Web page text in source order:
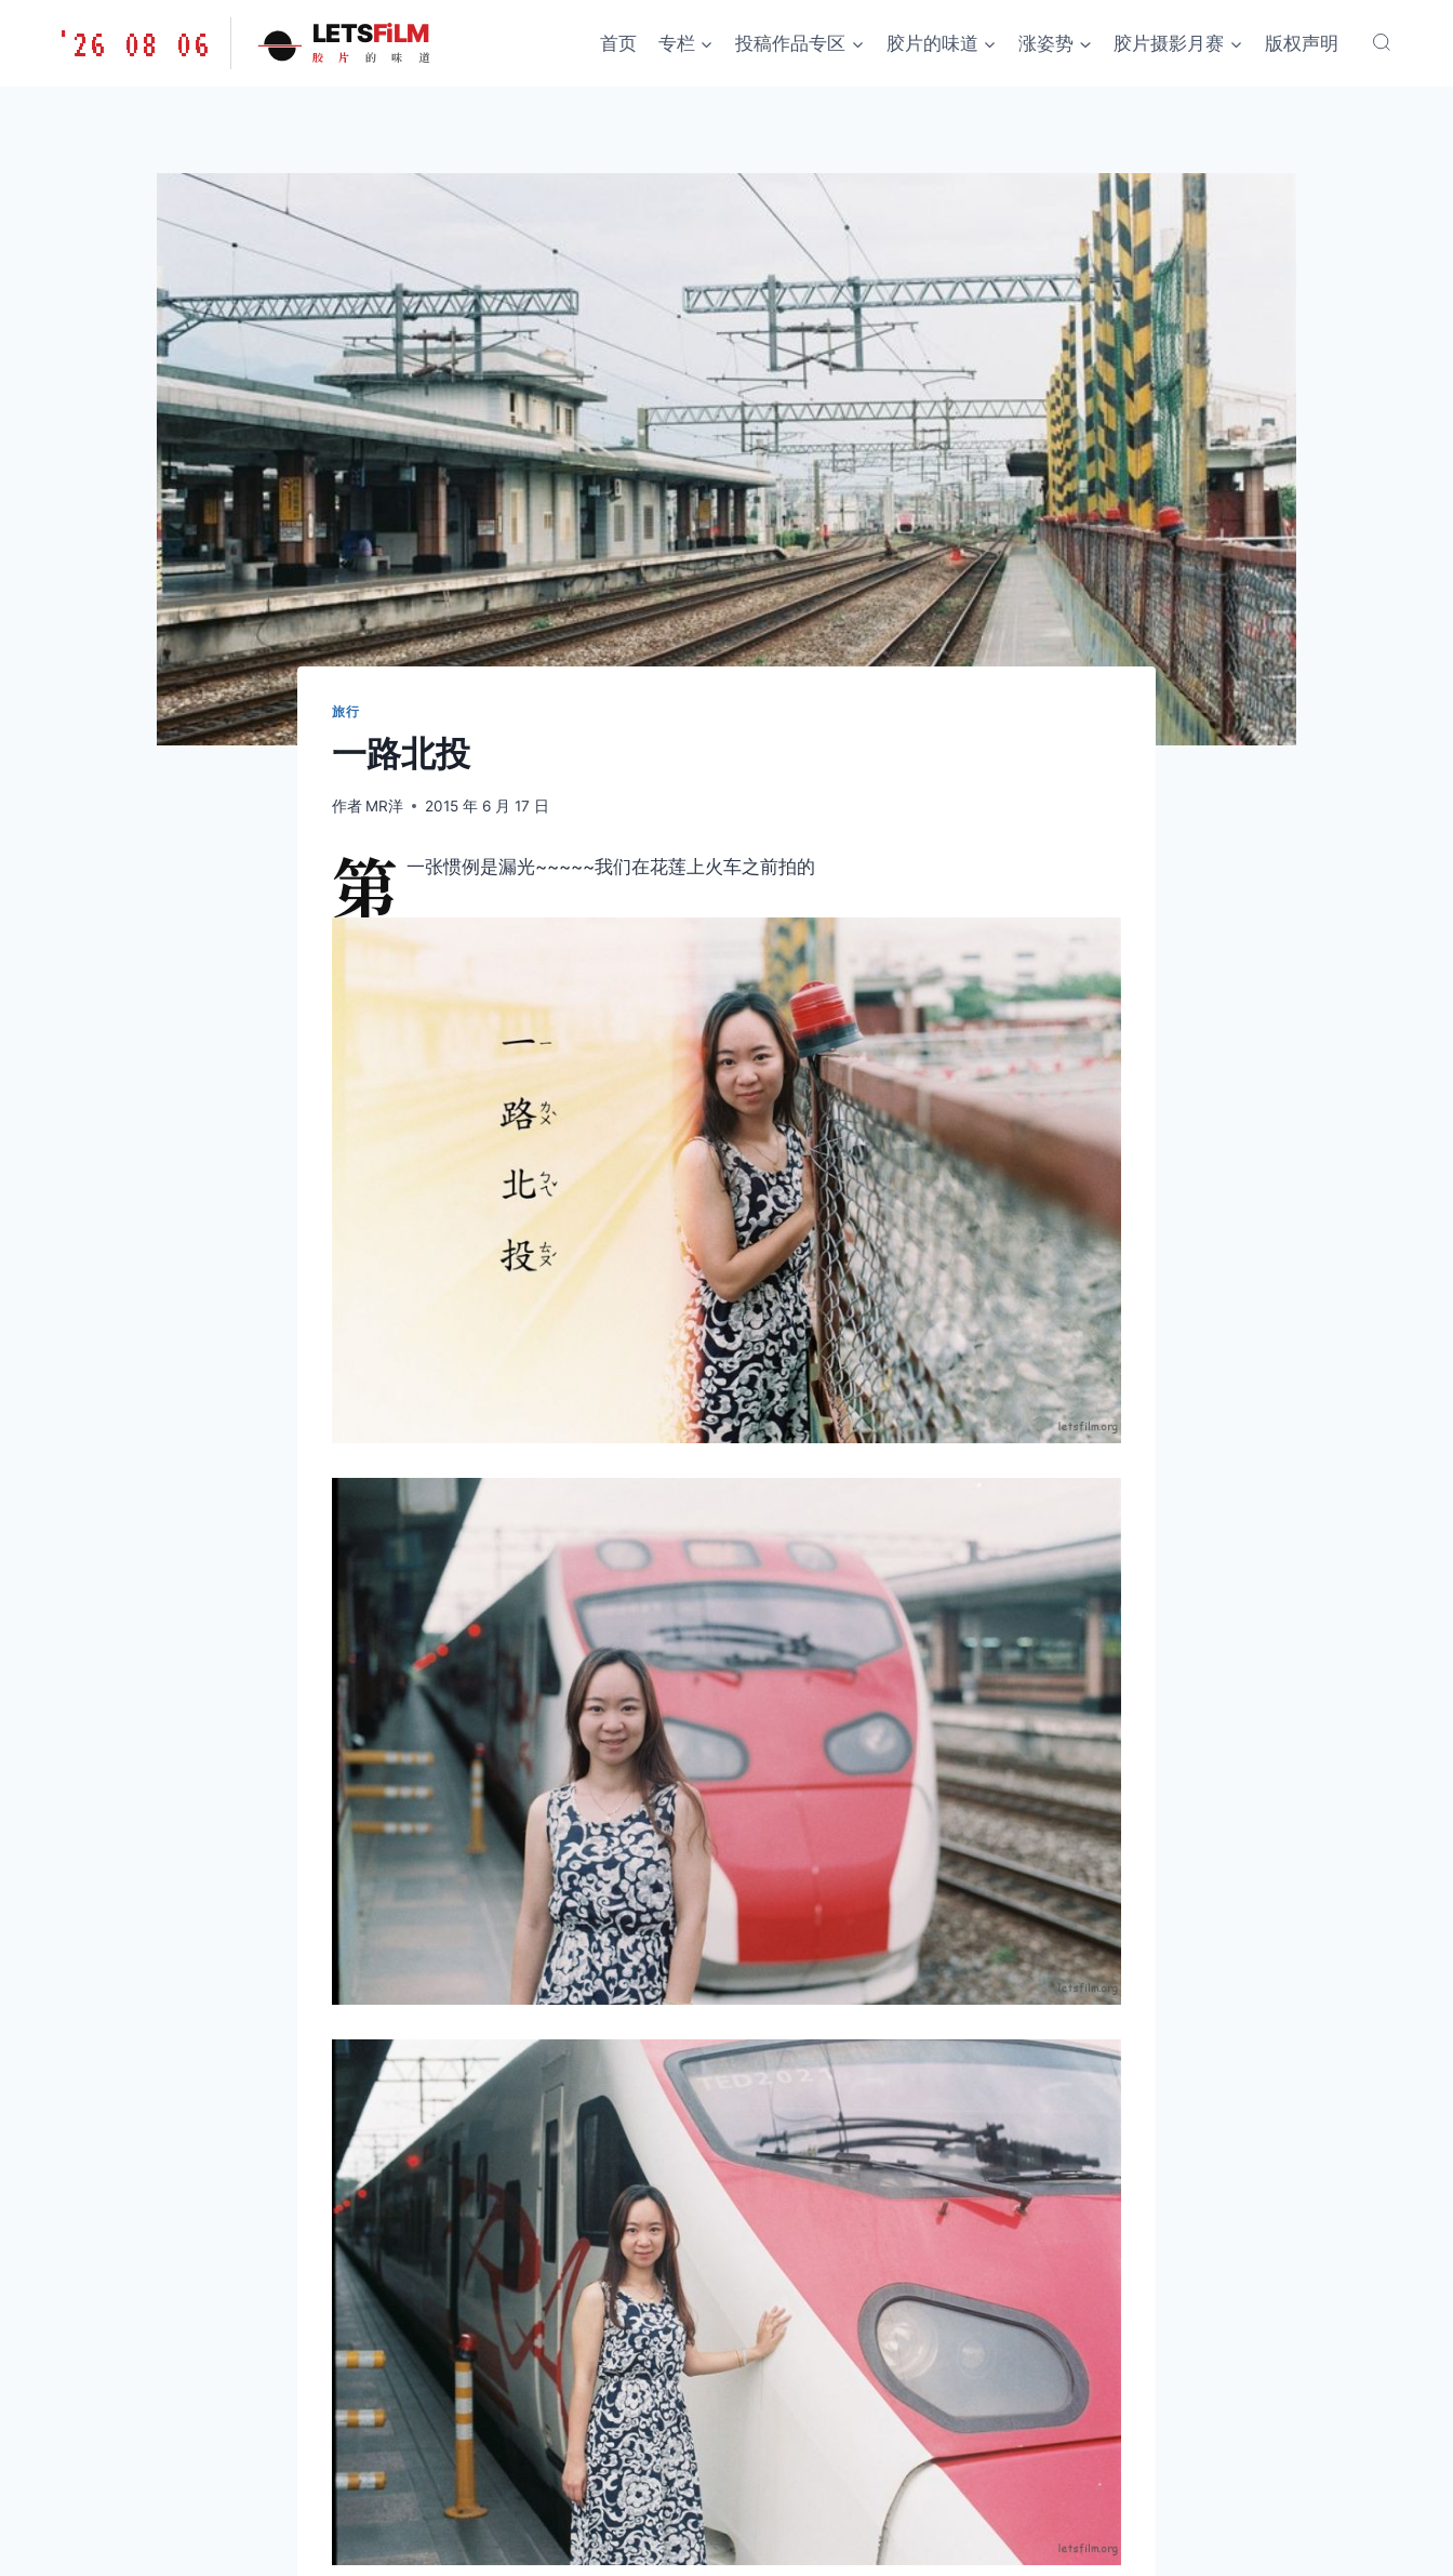
胶'26 08 06 LETSFiLM
胶 片 的 味 道
首页 专栏 投稿作品专区 胶片的味道 涨姿势 胶片摄影月赛 版权声明
旅行
一路北投
作者 MR洋 2015 年 6 月 17 日
第 一张惯例是漏光~~~~~我们在花莲上火车之前拍的